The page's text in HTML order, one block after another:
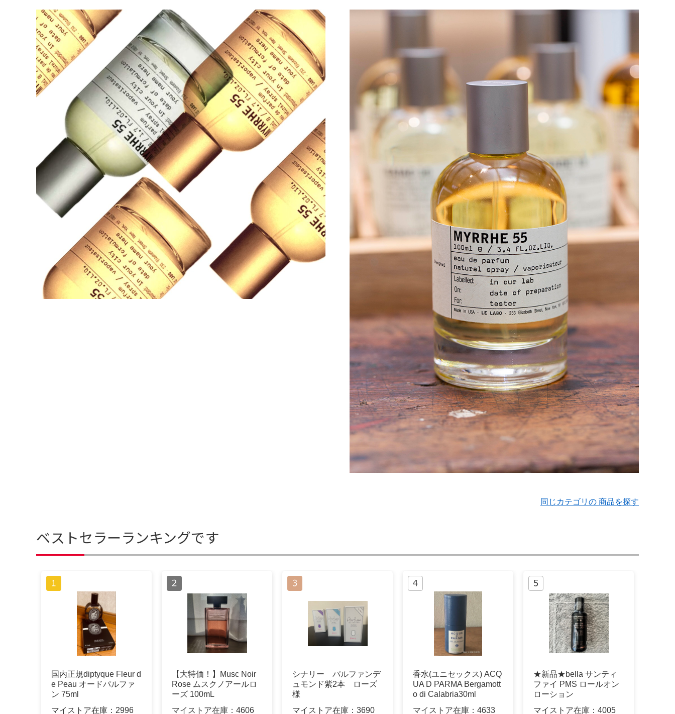
同じカテゴリの 商品を探す
ベストセラーランキングです
国内正規diptyque Fleur d
e Peau オードパルファ
ン 75ml
マイストア在庫： 2996
【大特価！】Musc Noir
Rose ムスクノアールロ
ーズ 100mL
マイストア在庫： 4606
シナリー パルファンデ
ュモンド紫2本 ローズ
様
マイストア在庫： 3690
香水(ユニセックス) ACQ
UA D PARMA Bergamott
o di Calabria30ml
マイストア在庫： 4633
★新品★bella サンティ
ファイ PMS ロールオン
ローション
マイストア在庫： 4005